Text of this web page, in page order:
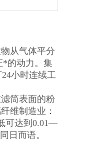
从气体平分
*的动力。集
小时连续工
筒表面的粉
维制造业：
可达到0.01—
日而语。